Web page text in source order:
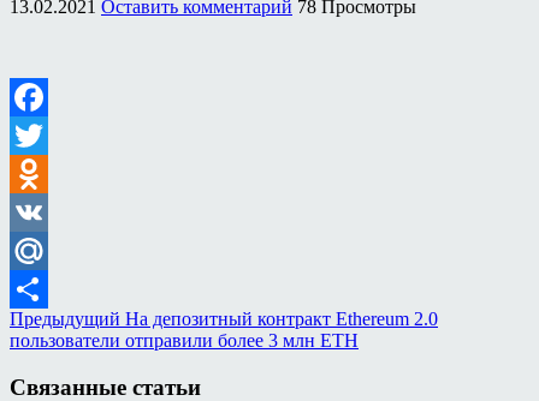
13.02.2021 Оставить комментарий 78 Просмотры
Facebook
Twitter
Odnoklassniki
VK
Mail.Ru
Отправить
Предыдущий На депозитный контракт Ethereum 2.0
пользователи отправили более 3 млн ETH
Связанные статьи